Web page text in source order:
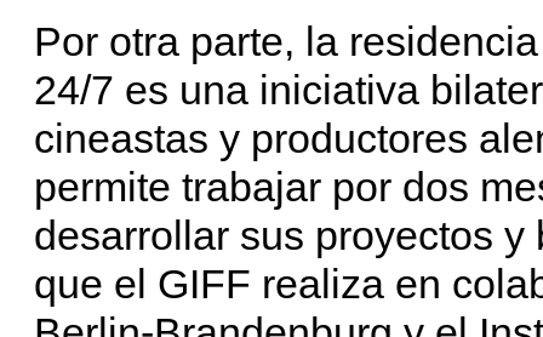
Por otra parte, la
24/7 es una iniciativa
cineastas y productores
permite trabajar por dos
desarrollar sus proyectos
que el GIFF realiza en